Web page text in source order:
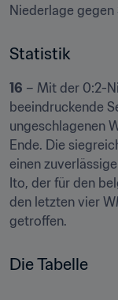
Niederlage
Statistik
16 – Mit der 0:2-
beeindruckende
ungeschlagenen
Ende. Die
einen
Ito, der für den
den letzten vier
getroffen.
Die Tabelle